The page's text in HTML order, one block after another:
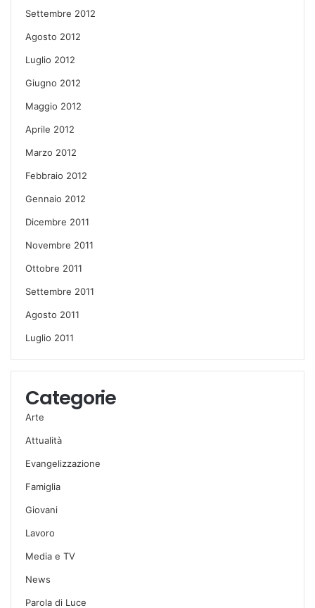
Settembre 2012
Agosto 2012
Luglio 2012
Giugno 2012
Maggio 2012
Aprile 2012
Marzo 2012
Febbraio 2012
Gennaio 2012
Dicembre 2011
Novembre 2011
Ottobre 2011
Settembre 2011
Agosto 2011
Luglio 2011
Categorie
Arte
Attualità
Evangelizzazione
Famiglia
Giovani
Lavoro
Media e TV
News
Parola di Luce